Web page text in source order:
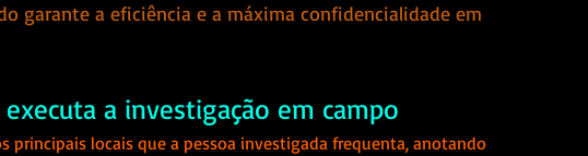
garante a eficiência e a máxima confidencialidade em
a investigação em campo
principais locais que a pessoa investigada frequenta, anotando